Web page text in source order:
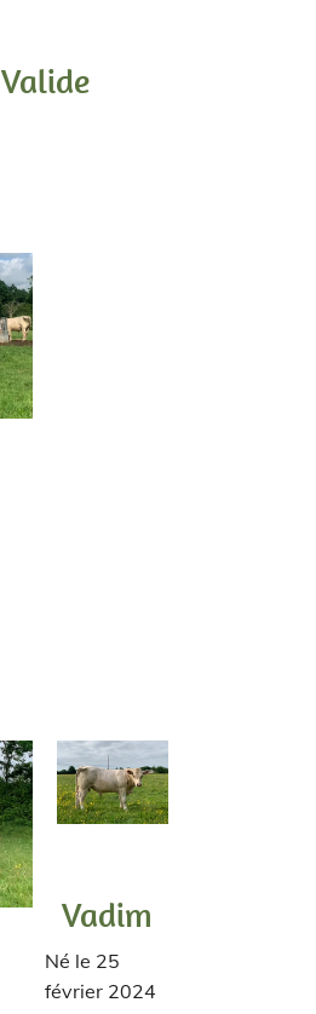
Valide
Vadim
Né le 25
février 2024